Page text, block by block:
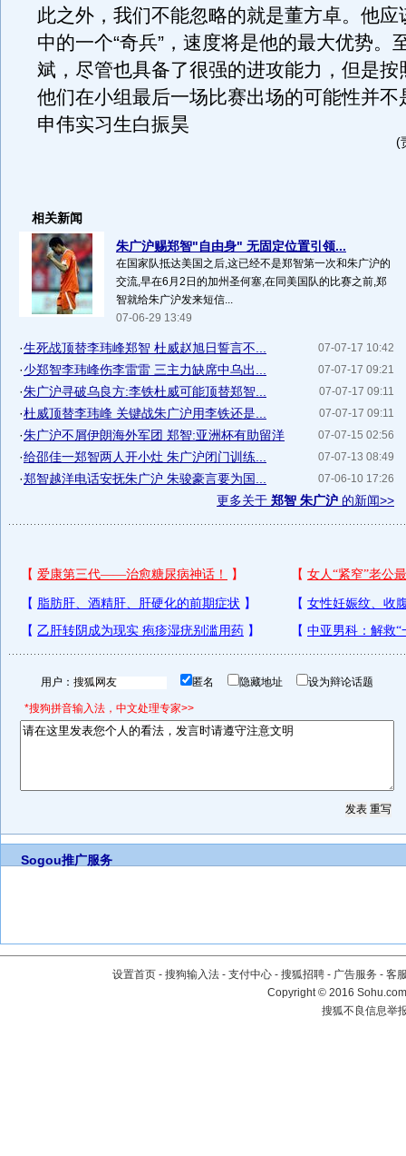
此之外，我们不能忽略的就是董方卓。他应
中的一个“奇兵”，速度将是他的最大优势。
斌，尽管也具备了很强的进攻能力，但是按
他们在小组最后一场比赛出场的可能性并不
申伟实习生白振昊
(
相关新闻
朱广沪赐郑智"自由身" 无固定位置引领...
在国家队抵达美国之后,这已经不是郑智第一次和朱广沪的
交流,早在6月2日的加州圣何塞,在同美国队的比赛之前,郑
智就给朱广沪发来短信...
07-06-29 13:49
07-07-17 10:42
·生死战顶替李玮峰郑智 杜威赵旭日誓言不...
07-07-17 09:21
·少郑智李玮峰伤李雷雷 三主力缺席中乌出...
07-07-17 09:11
·朱广沪寻破乌良方:李铁杜威可能顶替郑智...
07-07-17 09:11
·杜威顶替李玮峰 关键战朱广沪用李铁还是...
07-07-15 02:56
·朱广沪不屑伊朗海外军团 郑智:亚洲杯有助留洋
07-07-13 08:49
·给邵佳一郑智两人开小灶 朱广沪闭门训练...
07-06-10 17:26
·郑智越洋电话安抚朱广沪 朱骏豪言要为国...
更多关于 郑智 朱广沪 的新闻>>
用户： 匿名 隐藏地址 设为辩论话题
*搜狗拼音输入法，中文处理专家>>
Sogou推广服务
设置首页 - 搜狗输入法 - 支付中心 - 搜狐招聘 - 广告服务 - 客
Copyright©2016
搜狐不良信息举